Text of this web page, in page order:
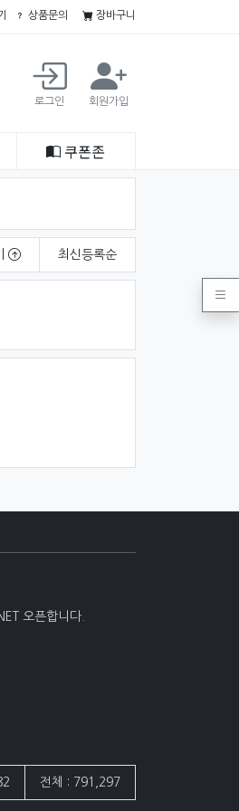
상품문의 장바구니
로그인 회원가입
쿠폰존
최신등록순
오픈합니다.
전체 : 791,297